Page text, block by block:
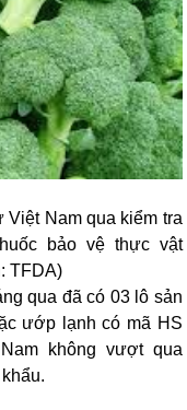
Việt Nam qua kiểm tra
bảo vệ thực vật
TFDA)
qua đã có 03 lô sản
ướp lạnh có mã HS
không vượt qua